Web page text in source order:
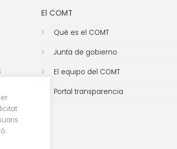
El COMT
Qué es el COMT
Junta de gobierno
El equipo del COMT
Portal transparencia